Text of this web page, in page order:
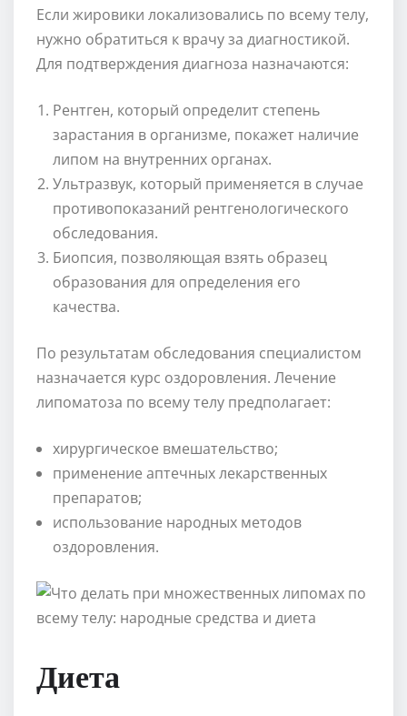
Если жировики локализовались по всему телу,
нужно обратиться к врачу за диагностикой.
Для подтверждения диагноза назначаются:
Рентген, который определит степень
зарастания в организме, покажет наличие
липом на внутренних органах.
Ультразвук, который применяется в случае
противопоказаний рентгенологического
обследования.
Биопсия, позволяющая взять образец
образования для определения его
качества.
По результатам обследования специалистом
назначается курс оздоровления. Лечение
липоматоза по всему телу предполагает:
хирургическое вмешательство;
применение аптечных лекарственных
препаратов;
использование народных методов
оздоровления.
Диета